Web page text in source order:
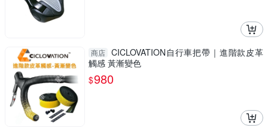
商店 CICLOVATION自行車把帶｜進階款皮革
觸感 黃漸變色
$980